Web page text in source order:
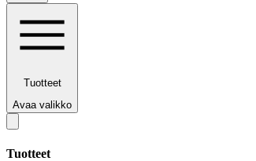
Tuotteet
Avaa valikko
Tuotteet